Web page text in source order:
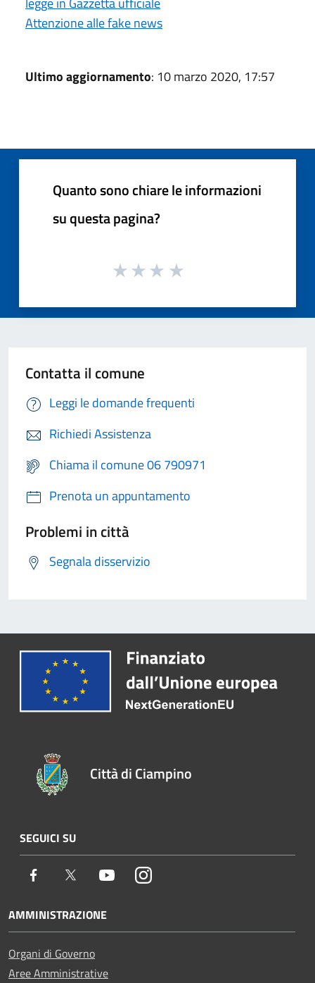
Attenzione alle fake news
Ultimo aggiornamento: 10 marzo 2020, 17:57
Quanto sono chiare le informazioni
su questa pagina?
Contatta il comune
Leggi le domande frequenti
Richiedi Assistenza
Chiama il comune 06 790971
Prenota un appuntamento
Problemi in città
Segnala disservizio
Città di Ciampino
SEGUICI SU
Facebook Twitter YoutubeInstagram
AMMINISTRAZIONE
Organi di Governo
Aree Amministrative